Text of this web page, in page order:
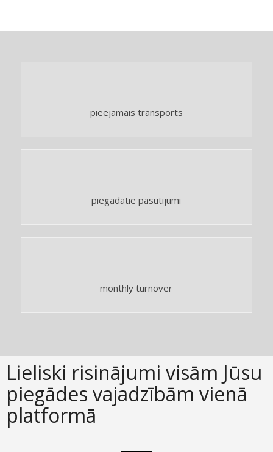
pieejamais transports
piegādātie pasūtījumi
monthly turnover
Lieliski risinājumi visām Jūsu
piegādes vajadzībām vienā
platformā